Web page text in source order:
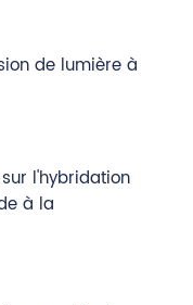
de lumière à
l'hybridation
à la